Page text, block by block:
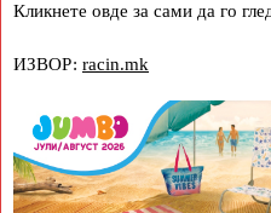
Кликнете овде за сами да го
ИЗВОР: racin.mk